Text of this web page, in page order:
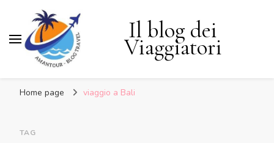
Il blog dei
Viaggiatori
Home page viaggio a Bali
TAG